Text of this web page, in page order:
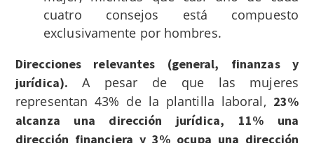
cuatro consejos está compuesto
exclusivamente por hombres.
Direcciones relevantes (general, finanzas y
jurídica).
A pesar de que las mujeres
representan 43% de la plantilla laboral, 23%
alcanza una dirección jurídica, 11% una
dirección financiera y 3% ocupa una dirección